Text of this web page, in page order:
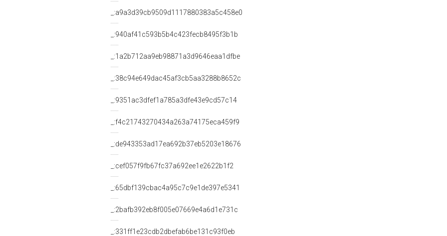
_:a9a3d39cb9509d1117880383a5c458e0
_:940af41c593b5b4c423fecb8495f3b1b
_:1a2b712aa9eb98871a3d9646eaa1dfbe
_:38c94e649dac45af3cb5aa3288b8652c
_:9351ac3dfef1a785a3dfe43e9cd57c14
_:f4c21743270434a263a74175eca459f9
_:de943353ad17ea692b37eb5203e18676
_:cef057f9fb67fc37a692ee1e2622b1f2
_:65dbf139cbac4a95c7c9e1de397e5341
_:2bafb392eb8f005e07669e4a6d1e731c
_:331ff1e23cdb2dbefab6be131c93f0eb